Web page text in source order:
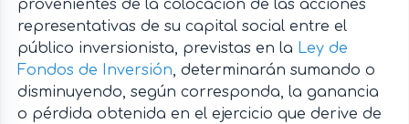
provenientes de la colocación de las acciones
representativas de su capital social entre el
público inversionista, previstas en la Ley de
Fondos de Inversión, determinarán sumando o
disminuyendo, según corresponda, la ganancia
o pérdida obtenida en el ejercicio que derive de